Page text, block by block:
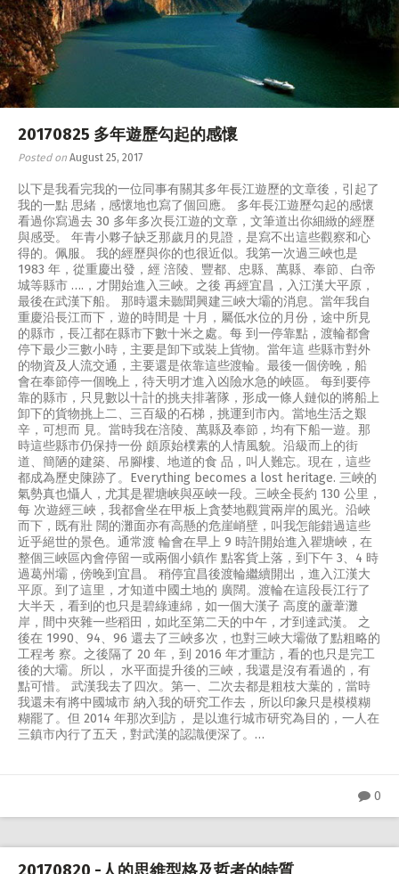
RW 2.0
Places
Special
20170825 多年遊歷勾起的感懷
Posted on August 25, 2017
以下是我看完我的一位同事有關其多年長江遊歷的文章後，引起了
我的一點 思緒，感懷地也寫了個回應。 多年長江遊歷勾起的感懷
看過你寫過去 30 多年多次長江遊的文章，文筆道出你細緻的經歷
與感受。 年青小夥子缺乏那歲月的見證，是寫不出這些觀察和心
得的。佩服。 我的經歷與你的也很近似。我第一次過三峽也是
1983 年，從重慶出發，經 涪陵、豐都、忠縣、萬縣、奉節、白帝
城等縣市 ….，才開始進入三峽。之後 再經宜昌，入江漢大平原，
最後在武漢下船。 那時還未聽聞興建三峽大壩的消息。當年我自
重慶沿長江而下，遊的時間是 十月，屬低水位的月份，途中所見
的縣市，長冮都在縣市下數十米之處。每 到一停靠點，渡輪都會
停下最少三數小時，主要是卸下或裝上貨物。當年這 些縣市對外
的物資及人流交通，主要還是依靠這些渡輪。最後一個傍晚，船
會在奉節停一個晚上，待天明才進入凶險水急的峽區。 每到要停
靠的縣市，只見數以十計的挑夫排著隊，形成一條人鏈似的將船上
卸下的貨物挑上二、三百級的石梯，挑運到市內。當地生活之艱
辛，可想而 見。當時我在涪陵、萬縣及奉節，均有下船一遊。那
時這些縣市仍保持一份 頗原始樸素的人情風貌。沿級而上的街
道、簡陋的建築、吊腳樓、地道的食 品，叫人難忘。現在，這些
都成為歷史陳跡了。Everything becomes a lost heritage. 三峽的
氣勢真也懾人，尤其是瞿塘峡與巫峽一段。三峽全長約 130 公里，
每 次遊經三峽，我都會坐在甲板上貪婪地觀賞兩岸的風光。沿峽
而下，既有壯 闊的灘面亦有高懸的危崖峭壁，叫我怎能錯過這些
近乎絕世的景色。通常渡 輪會在早上 9 時許開始進入瞿塘峽，在
整個三峽區內會停留一或兩個小鎮作 點客貨上落，到下午 3、4 時
過葛州壩，傍晚到宜昌。 稍停宜昌後渡輪繼續開出，進入江漢大
平原。到了這里，才知道中國土地的 廣闊。渡輪在這段長江行了
大半天，看到的也只是碧綠連綿，如一個大漢子 高度的蘆葦灘
岸，間中夾雜一些稻田，如此至第二天的中午，才到達武漢。 之
後在 1990、94、96 還去了三峽多次，也對三峽大壩做了點粗略的
工程考 察。之後隔了 20 年，到 2016 年才重訪，看的也只是完工
後的大壩。所以， 水平面提升後的三峽，我還是沒有看過的，有
點可惜。 武漢我去了四次。第一、二次去都是粗枝大葉的，當時
我還未有將中國城市 納入我的研究工作去，所以印象只是模模糊
糊罷了。但 2014 年那次到訪， 是以進行城市研究為目的，一人在
三鎮市內行了五天，對武漢的認識便深了。…
0